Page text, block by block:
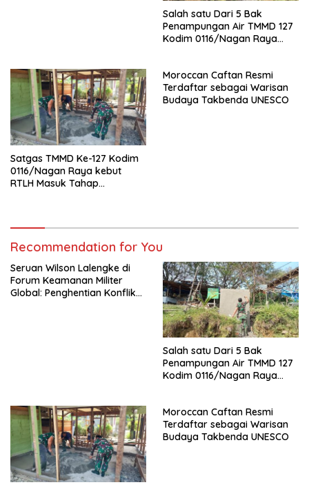
Salah satu Dari 5 Bak
Penampungan Air TMMD 127
Kodim 0116/Nagan Raya
Tahap Finising Oleh Satgas
TMMD Kodim 0116/Nagan
Raya
Satgas TMMD Ke-127 Kodim
0116/Nagan Raya kebut
RTLH Masuk Tahap
Moroccan Caftan Resmi
Terdaftar sebagai Warisan
Budaya Takbenda UNESCO
Recommendation for You
Seruan Wilson Lalengke di
Forum Keamanan Militer
Global: Penghentian Konflik
Salah satu Dari 5 Bak
Penampungan Air TMMD 127
Kodim 0116/Nagan Raya
Tahap Finising Oleh Satgas
TMMD Kodim 0116/Nagan
Raya
Moroccan Caftan Resmi
Terdaftar sebagai Warisan
Budaya Takbenda UNESCO